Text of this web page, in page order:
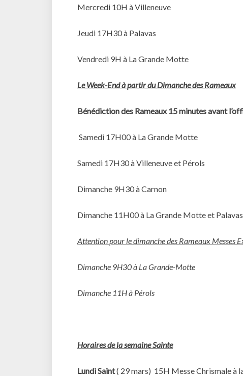
Mercredi 10H à Villeneuve
Jeudi 17H30 à Palavas
Vendredi 9H à La Grande Motte
Le Week-End à partir du Dimanche des Rameaux
Bénédiction des Rameaux 15 minutes avant
Samedi 17H00 à La Grande Motte
Samedi 17H30 à Villeneuve et Pérols
Dimanche 9H30 à Carnon
Dimanche 11H00 à La Grande Motte et Palavas
Attention pour le dimanche des Rameaux Messes
Dimanche 9H30 à La Grande-Motte
Dimanche 11H à Pérols
Horaires de la semaine Sainte
Lundi Saint( 29 mars) 15H Messe Chrismale à